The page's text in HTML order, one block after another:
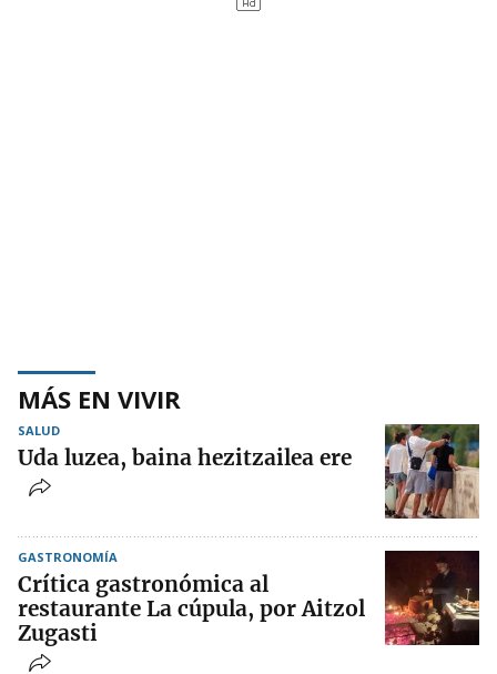
MÁS EN VIVIR
SALUD
Uda luzea, baina hezitzailea ere
GASTRONOMÍA
Crítica gastronómica al
restaurante La cúpula, por Aitzol
Zugasti